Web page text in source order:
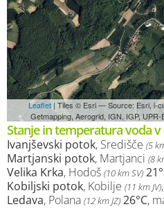
Leaflet | Tiles © Esri — Source: Esri, i-
Getmapping, Aerogrid, IGN, IGP,
Stanje in temperatura voda
Ivanjševski potok, Središče (5
Martjanski potok, Martjanci (8
Velika Krka, Hodoš (10 km SV)
Kobiljski potok, Kobilje (11 km JV)
Ledava, Polana (12 km JZ) 26°C,